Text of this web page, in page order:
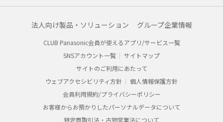
法人向け製品・ソリューション グループ企業情報
CLUB Panasonic会員が使えるアプリ/サービス一覧
SNSアカウント一覧
サイトマップ
サイトのご利用にあたって
ウェブアクセシビリティ方針
個人情報保護方針
会員利用規約/プライバシーポリシー
お客様からお預かりしたパーソナルデータについて
特定商取引法・古物営業法について